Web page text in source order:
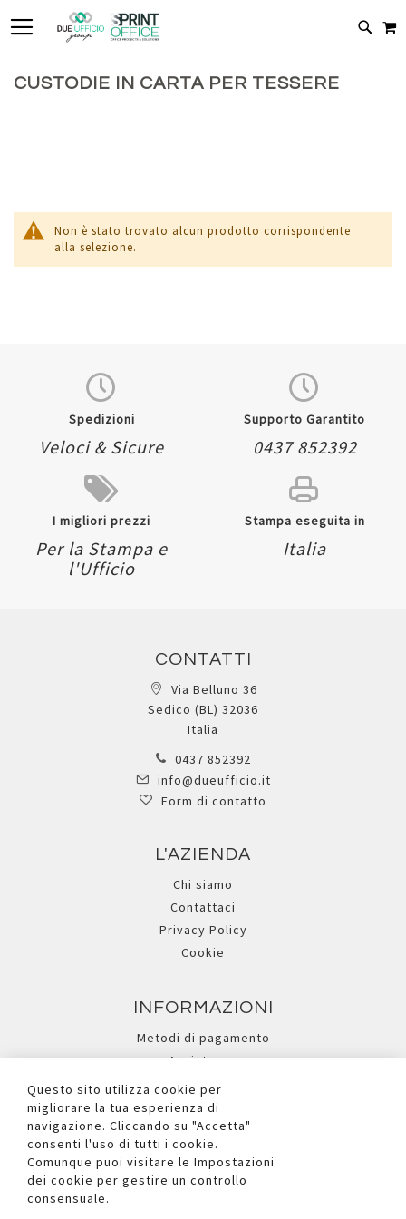
CERCA
CUSTODIE IN CARTA PER TESSERE
Non è stato trovato alcun prodotto corrispondente
alla selezione.
Spedizioni
Veloci & Sicure
Supporto Garantito
0437 852392
I migliori prezzi
Per la Stampa e
l'Ufficio
Stampa eseguita in
Italia
CONTATTI
Via Belluno 36
Sedico (BL) 32036
Italia
0437 852392
info@dueufficio.it
Form di contatto
L'AZIENDA
Chi siamo
Contattaci
Privacy Policy
Cookie
INFORMAZIONI
Metodi di pagamento
Assistenza
Ricerca avanzata
I NOSTRI SOCIAL
Questo sito utilizza cookie per
migliorare la tua esperienza di
navigazione. Cliccando su "Accetta"
consenti l'uso di tutti i cookie.
Comunque puoi visitare le Impostazioni
dei cookie per gestire un controllo
consensuale.